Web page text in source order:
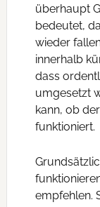
überhaupt
bedeutet,
wieder
innerhalb
dass
umgesetzt
kann, ob
funktioniert.
empfehlen.